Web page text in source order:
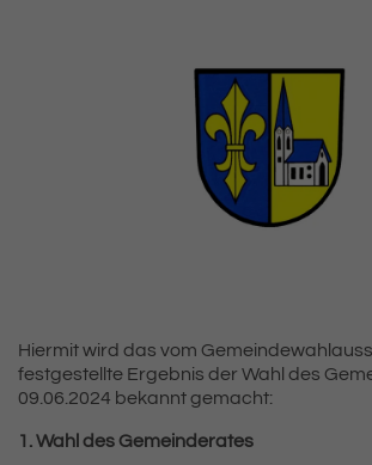
Hiermit wird das vom
festgestellte Ergebnis der Wahl des
09.06.2024 bekannt gemacht:
1. Wahl des Gemeinderates